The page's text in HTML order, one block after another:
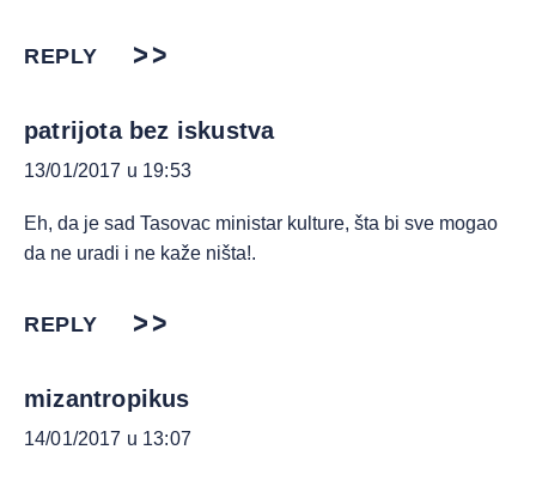
REPLY
patrijota bez iskustva
13/01/2017 u 19:53
Eh, da je sad Tasovac ministar kulture, šta bi sve mogao
da ne uradi i ne kaže ništa!.
REPLY
mizantropikus
14/01/2017 u 13:07